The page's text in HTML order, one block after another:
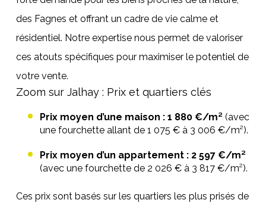
des Fagnes et offrant un cadre de vie calme et
résidentiel. Notre expertise nous permet de valoriser
ces atouts spécifiques pour maximiser le potentiel de
votre vente.
Zoom sur Jalhay : Prix et quartiers clés
Prix moyen d’une maison : 1 880 €/m²(avec
une fourchette allant de 1 075 € à 3 006 €/m²).
Prix moyen d’un appartement : 2 597 €/m²
(avec une fourchette de 2 026 € à 3 817 €/m²).
Ces prix sont basés sur les quartiers les plus prisés de